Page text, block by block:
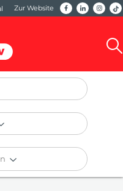
Zur Website